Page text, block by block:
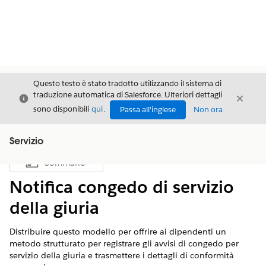
Chiudi
Questo testo è stato tradotto utilizzando il sistema di
traduzione automatica di Salesforce. Ulteriori dettagli
sono disponibili qui. Passa all'inglese Non ora
Chiudi
Servizio
Mostra sommario
Sommario
Notifica congedo di servizio
della giuria
Distribuire questo modello per offrire ai dipendenti un
metodo strutturato per registrare gli avvisi di congedo per
servizio della giuria e trasmettere i dettagli di conformità